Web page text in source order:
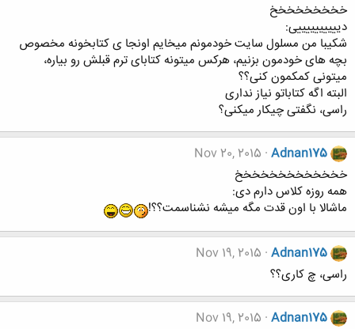
خخخخخخخخخ
دییییییییییی:
شکیبا من مسلول سایت خودمونم میخایم اونجا ی کتابخونه مخصوص
بچه های خودمون بزنیم، هرکس میتونه کتابای ترم قبلش رو بیاره،
میتونی کمکمون کنی؟؟
البته اگه کتاباتو نیاز نداری
راسی، نگفتی چیکار میکنی؟
Adnan175
Nov 20, 2015
خخخخخخخخخخخخخ
همه روزه کلاس دارم دی:
ماشالا با اون قدت مگه میشه نشناسمت؟؟!
Adnan175
Nov 19, 2015
راسی، چ کاری؟؟
Adnan175
Nov 19, 2015